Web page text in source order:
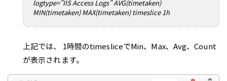
logtype="IIS Access Logs" AVG(timetaken)
MIN(timetaken) MAX(timetaken) timeslice 1h
上記では、 1時間のtimesliceでMin、Max、Avg、Count
が表示されます。